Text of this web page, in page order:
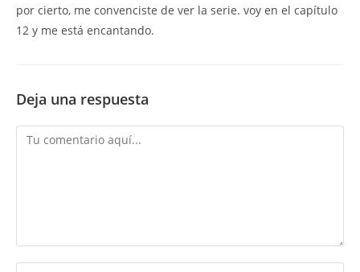
por cierto, me convenciste de ver la serie. voy en el capítulo
12 y me está encantando.
Deja una respuesta
Comentario